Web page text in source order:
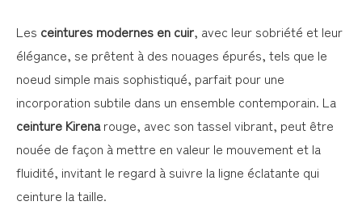
Les ceintures modernes en cuir, avec leur sobriété et leur
élégance, se prêtent à des nouages épurés, tels que le
noeud simple mais sophistiqué, parfait pour une
incorporation subtile dans un ensemble contemporain. La
ceinture Kirenarouge, avec son tassel vibrant, peut être
nouée de façon à mettre en valeur le mouvement et la
fluidité, invitant le regard à suivre la ligne éclatante qui
ceinture la taille.